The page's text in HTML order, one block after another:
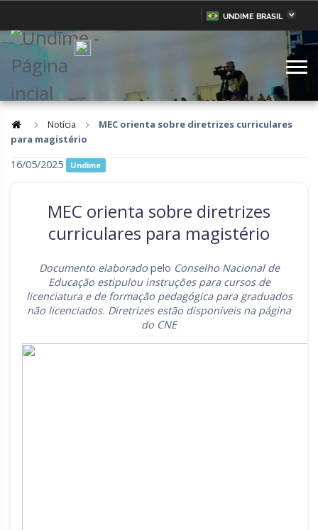
UNDIME BRASIL
Goiás
Minas Gerais
Rio de Janeiro Rio Grande do Norte
Rondônia Roraima
Notícia
MEC orienta sobre diretrizes curriculares
para magistério
16/05/2025 Undime
MEC orienta sobre diretrizes
curriculares para magistério
Documento elaboradopelo Conselho Nacional de
Educação estipulou instruções para cursos de
licenciatura e de formação pedagógica para graduados
não licenciados. Diretrizes estão disponíveis na página
do CNE